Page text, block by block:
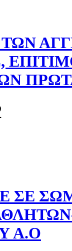
ΤΩΝ
ΣΕ
Α.Ο